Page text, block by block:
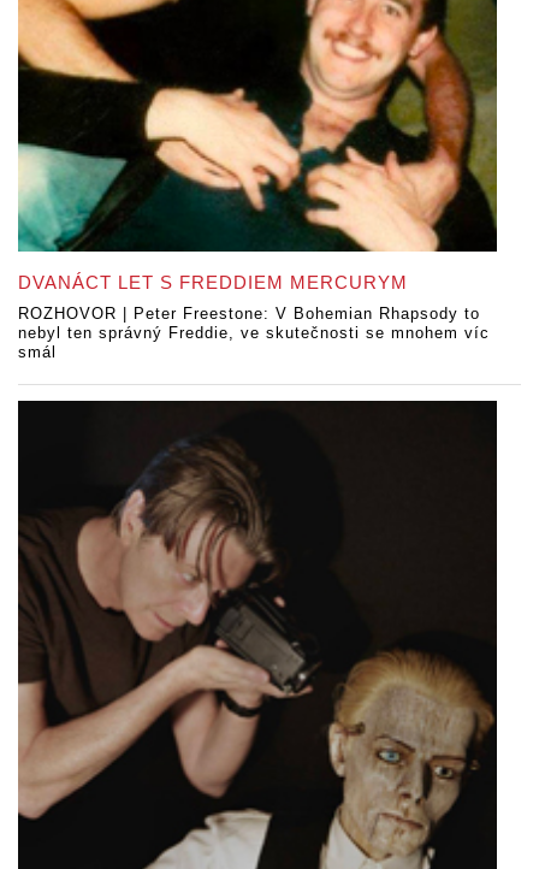
DVANÁCT LET S FREDDIEM MERCURYM
ROZHOVOR | Peter Freestone: V Bohemian Rhapsody to
nebyl ten správný Freddie, ve skutečnosti se mnohem víc
smál